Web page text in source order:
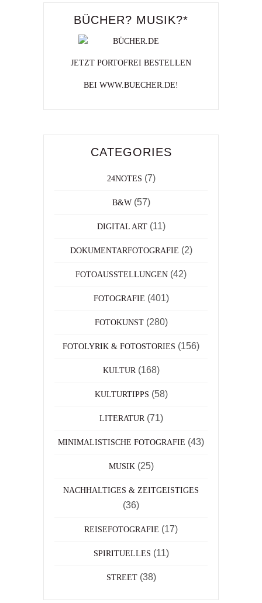
BÜCHER? MUSIK?*
JETZT PORTOFREI BESTELLEN
BEI WWW.BUECHER.DE!
CATEGORIES
24NOTES (7)
B&W(57)
DIGITAL ART(11)
DOKUMENTARFOTOGRAFIE (2)
FOTOAUSSTELLUNGEN (42)
FOTOGRAFIE (401)
FOTOKUNST(280)
FOTOLYRIK & FOTOSTORIES (156)
KULTUR (168)
KULTURTIPPS (58)
LITERATUR (71)
MINIMALISTISCHE FOTOGRAFIE (43)
MUSIK (25)
NACHHALTIGES & ZEITGEISTIGES
(36)
REISEFOTOGRAFIE (17)
SPIRITUELLES (11)
STREET(38)